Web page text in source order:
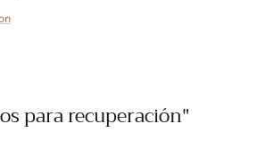
para recuperación"